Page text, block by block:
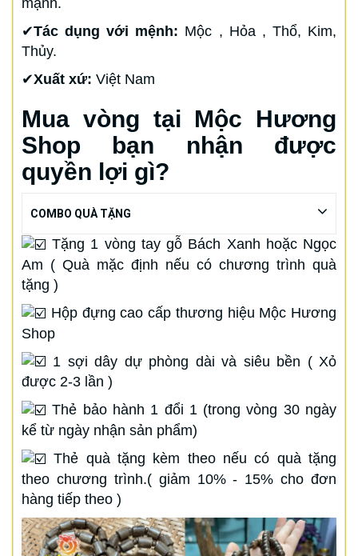
mạnh.
✔Tác dụng với mệnh: Mộc , Hỏa , Thổ, Kim,
Thủy.
✔Xuất xứ: Việt Nam
Mua vòng tại Mộc Hương
Shop bạn nhận được
quyền lợi gì?
COMBO QUÀ TẶNG
Tặng 1 vòng tay gỗ Bách Xanh hoặc Ngọc
Am ( Quà mặc định nếu có chương trình quà
tặng )
Hộp đựng cao cấp thương hiệu Mộc Hương
Shop
1 sợi dây dự phòng dài và siêu bền ( Xỏ
được 2-3 lần )
Thẻ bảo hành 1 đổi 1 (trong vòng 30 ngày
kể từ ngày nhận sản phẩm)
Thẻ quà tặng kèm theo nếu có quà tặng
theo chương trình.( giảm 10% - 15% cho đơn
hàng tiếp theo )